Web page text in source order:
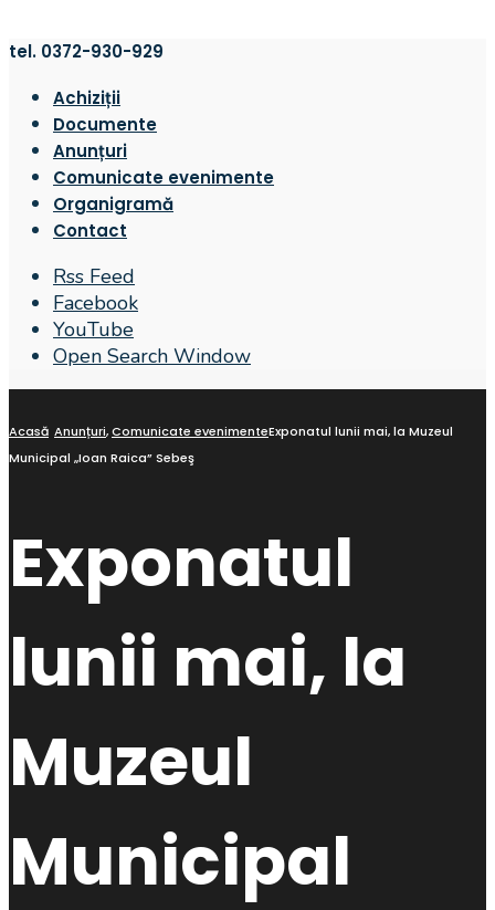
tel. 0372-930-929
Achiziții
Documente
Anunțuri
Comunicate evenimente
Organigramă
Contact
Rss Feed
Facebook
YouTube
Open Search Window
Acasă Anunțuri,Comunicate evenimenteExponatul lunii mai, la Muzeul
Municipal „Ioan Raica” Sebeş
Exponatul
lunii mai, la
Muzeul
Municipal